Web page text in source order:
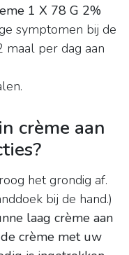
1 X 78 G 2%
symptomen bij de
maal per dag aan
crème aan
het grondig af.
bij de hand.)
laag crème aan
crème met uw